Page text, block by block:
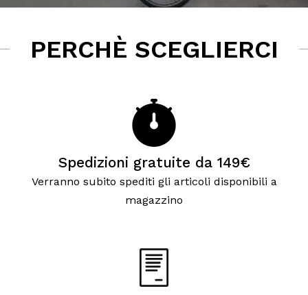
PERCHÈ SCEGLIERCI
Spedizioni gratuite da 149€
Verranno subito spediti gli articoli disponibili a
magazzino